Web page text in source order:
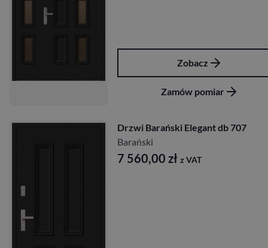
Zobacz
Zamów pomiar
Drzwi Barański Elegant db 707
Barański
7 560,00 zł z VAT